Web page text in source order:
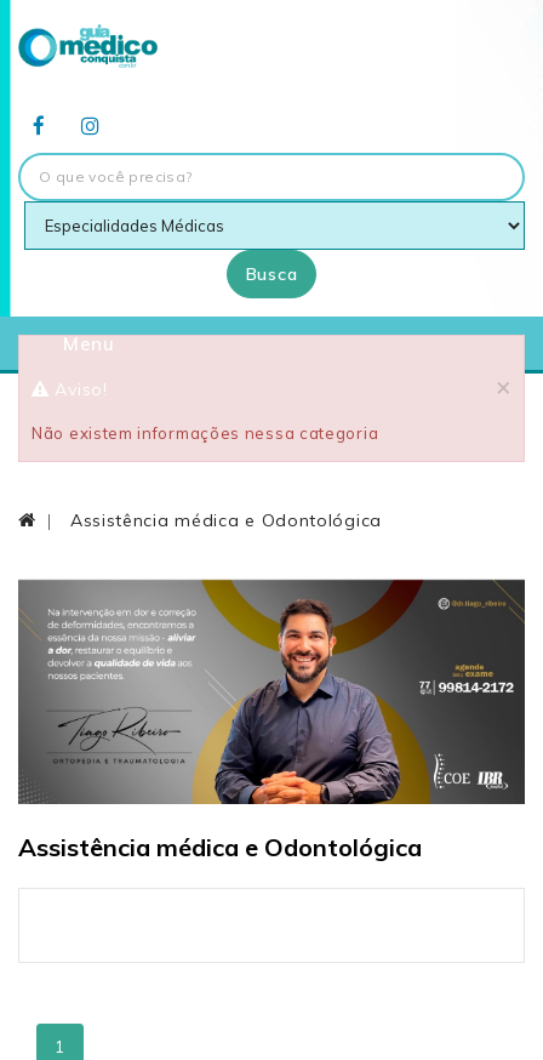
Busca
Menu
×
Aviso!
Não existem informações nessa categoria
Assistência médica e Odontológica
Assistência médica e Odontológica
1